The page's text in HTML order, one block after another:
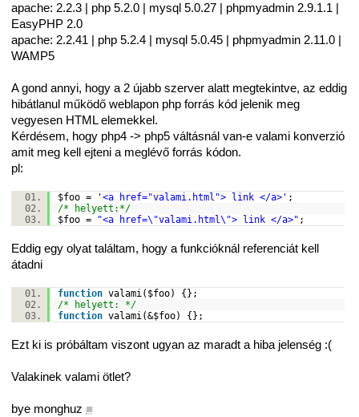
apache: 2.2.3 | php 5.2.0 | mysql 5.0.27 | phpmyadmin 2.9.1.1 |
EasyPHP 2.0
apache: 2.2.41 | php 5.2.4 | mysql 5.0.45 | phpmyadmin 2.11.0 |
WAMP5
A gond annyi, hogy a 2 újabb szerver alatt megtekintve, az eddig
hibátlanul működő weblapon php forrás kód jelenik meg
vegyesen HTML elemekkel.
Kérdésem, hogy php4 -> php5 váltásnál van-e valami konverzió
amit meg kell ejteni a meglévő forrás kódon.
pl:
$foo = '<a href="valami.html"> link </a>' ;
/* helyett:*/
$foo = "<a href=\"valami.html\"> link </a>" ;
Eddig egy olyat találtam, hogy a funkcióknál referenciát kell
átadni
function valami( $foo) {};
/* helyett: */
function valami(&$foo) {};
Ezt ki is próbáltam viszont ugyan az maradt a hiba jelenség :(
Valakinek valami ötlet?
bye monghuz ■